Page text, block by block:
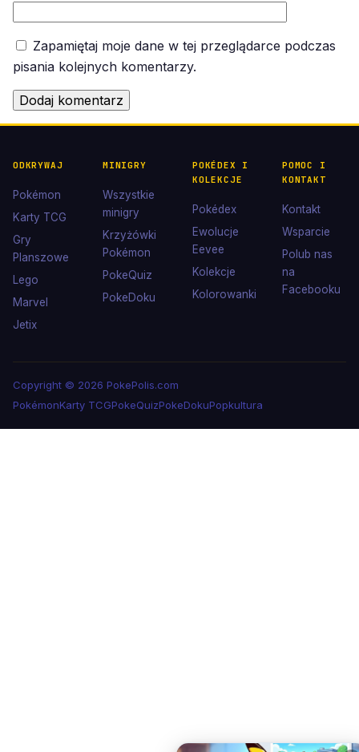
Zapamiętaj moje dane w tej przeglądarce podczas
pisania kolejnych komentarzy.
ODKRYWAJ
Pokémon
Karty TCG
Gry
Planszowe
Lego
Marvel
Jetix
MINIGRY
Wszystkie
minigry
Krzyżówki
Pokémon
PokeQuiz
PokeDoku
POKÉDEX I
KOLEKCJE
Pokédex
Ewolucje
Eevee
Kolekcje
Kolorowanki
POMOC I
KONTAKT
Kontakt
Wsparcie
Polub nas
na
Facebooku
Copyright © 2026 PokePolis.com
PokémonKarty TCGPokeQuizPokeDokuPopkultura